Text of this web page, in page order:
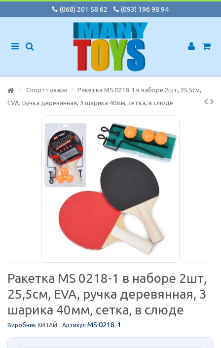
(068) 201 58 62 (093) 196 98 94
Спорттовари
Ракетка MS 0218-1 в наборе 2шт, 25,5см,
EVA, ручка деревянная, 3 шарика 40мм, сетка, в слюде
Ракетка MS 0218-1 в наборе 2шт,
25,5см, EVA, ручка деревянная, 3
шарика 40мм, сетка, в слюде
Виробник КИТАЙ Артикул MS 0218-1